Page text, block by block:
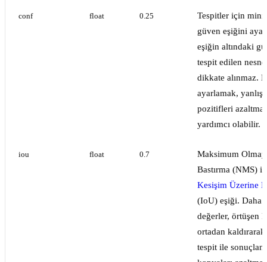
conf float 0.25
Tespitler için
güven eşiğini
eşiğin altındaki
tespit edilen
dikkate alınmaz.
ayarlamak, yanlış
pozitifleri
yardımcı olabilir.
iou float 0.7
Maksimum
Bastırma (NMS)
Kesişim Üzerine
(IoU) eşiği. Daha
değerler, örtüşen
ortadan
tespit ile